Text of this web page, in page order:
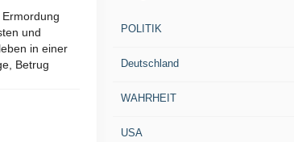
und
in einer
Betrug
POLITIK
Deutschland
WAHRHEIT
USA